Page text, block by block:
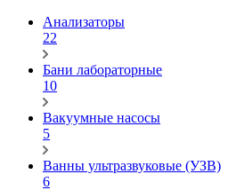
Анализаторы
22
Бани лабораторные
10
Вакуумные насосы
5
Ванны ультразвуковые (УЗВ)
6